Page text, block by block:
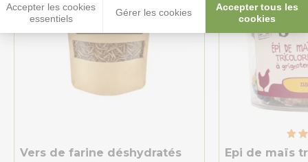
Accepter les cookies
essentiels
Gérer les cookies
Accepter tous les
cookies
Vers de farine déshydratés
Epi de maïs